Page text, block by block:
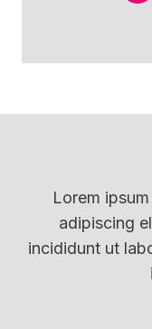
Lorem
adipiscing
incididunt ut